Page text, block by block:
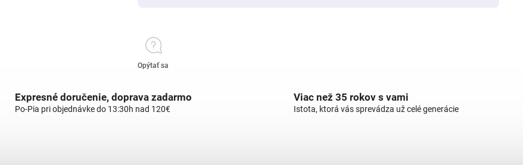
Opýtať sa
Expresné doručenie, doprava zadarmo
Po-Pia pri objednávke do 13:30h nad 120€
Viac než 35 rokov s vami
Istota, ktorá vás sprevádza už celé generácie